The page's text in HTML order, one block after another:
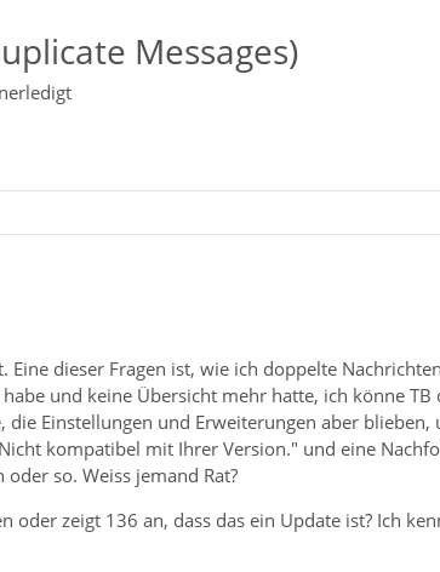
Messages)
dieser Fragen ist, wie ich doppelte
und keine Übersicht mehr hatte, ich könne TB
Einstellungen und Erweiterungen aber blieben,
kompatibel mit Ihrer Version." und eine
so. Weiss jemand Rat?
zeigt 136 an, dass das ein Update ist? Ich